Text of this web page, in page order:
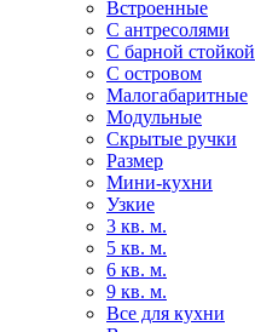
Встроенные
С антресолями
С барной стойкой
С островом
Малогабаритные
Модульные
Скрытые ручки
Размер
Мини-кухни
Узкие
3 кв. м.
5 кв. м.
6 кв. м.
9 кв. м.
Все для кухни